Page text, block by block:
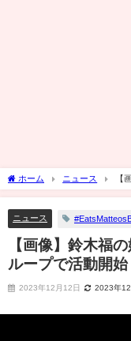
ホーム ニュース
【
動開始！
ニュース
【画像】鈴木福
ループで活動開始
2023年12月12日 2023年12